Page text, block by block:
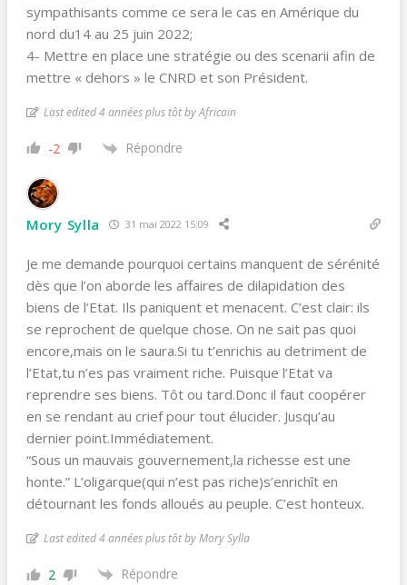
sympathisants comme ce sera le cas en Amérique du
nord du14 au 25 juin 2022;
4- Mettre en place une stratégie ou des scenarii afin de
mettre « dehors » le CNRD et son Président.
Last edited 4 années plus tôt by Africain
-2 Répondre
Mory Sylla 31 mai 2022 15:09
Je me demande pourquoi certains manquent de sérénité
dès que l’on aborde les affaires de dilapidation des
biens de l’Etat. Ils paniquent et menacent. C’est clair: ils
se reprochent de quelque chose. On ne sait pas quoi
encore,mais on le saura.Si tu t’enrichis au detriment de
l’Etat,tu n’es pas vraiment riche. Puisque l’Etat va
reprendre ses biens. Tôt ou tard.Donc il faut coopérer
en se rendant au crief pour tout élucider. Jusqu’au
dernier point.Immédiatement.
“Sous un mauvais gouvernement,la richesse est une
honte.” L’oligarque(qui n’est pas riche)s’enrichît en
détournant les fonds alloués au peuple. C’est honteux.
Last edited 4 années plus tôt by Mory Sylla
2 Répondre